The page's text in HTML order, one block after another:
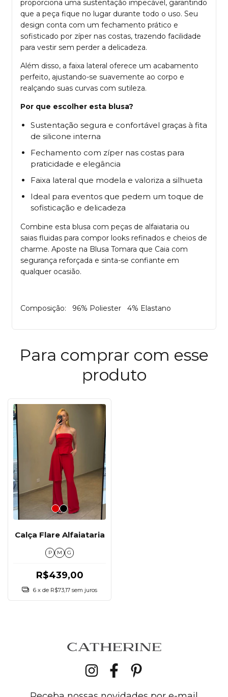
proporciona uma sustentação impecável, garantindo
que a peça fique no lugar durante todo o uso. Seu
design conta com um fechamento prático e
sofisticado por zíper nas costas, trazendo facilidade
para vestir sem perder a delicadeza.
Além disso, a faixa lateral oferece um acabamento
perfeito, ajustando-se suavemente ao corpo e
realçando suas curvas com sutileza.
Por que escolher esta blusa?
Sustentação segura e confortável graças à fita
de silicone interna
Fechamento com zíper nas costas para
praticidade e elegância
Faixa lateral que modela e valoriza a silhueta
Ideal para eventos que pedem um toque de
sofisticação e delicadeza
Combine esta blusa com peças de alfaiataria ou
saias fluidas para compor looks refinados e cheios de
charme. Aposte na Blusa Tomara que Caia com
segurança reforçada e sinta-se confiante em
qualquer ocasião.
Composição: 96% Poliester 4% Elastano
Para comprar com esse
produto
Calça Flare Alfaiataria
P M G
R$439,00
6 x de R$73,17 sem juros